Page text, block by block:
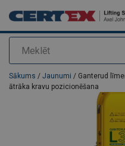
Meklēt
Pievienots jūsu pasūtījumam
Sākums / Jaunumi / Ganterud
ātrāka kravu pozicionēšana